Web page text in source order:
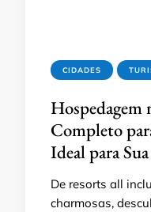
CIDADES
Hospedagem
Completo
Ideal para
De resorts all
charmosas,